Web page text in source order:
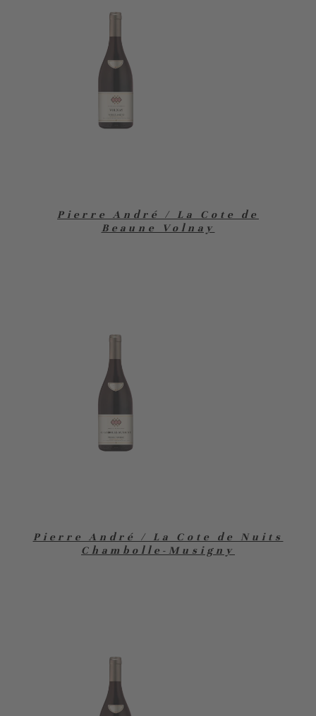
Pierre André / La Cote de
Beaune Volnay
Pierre André / La Cote de Nuits
Chambolle-Musigny